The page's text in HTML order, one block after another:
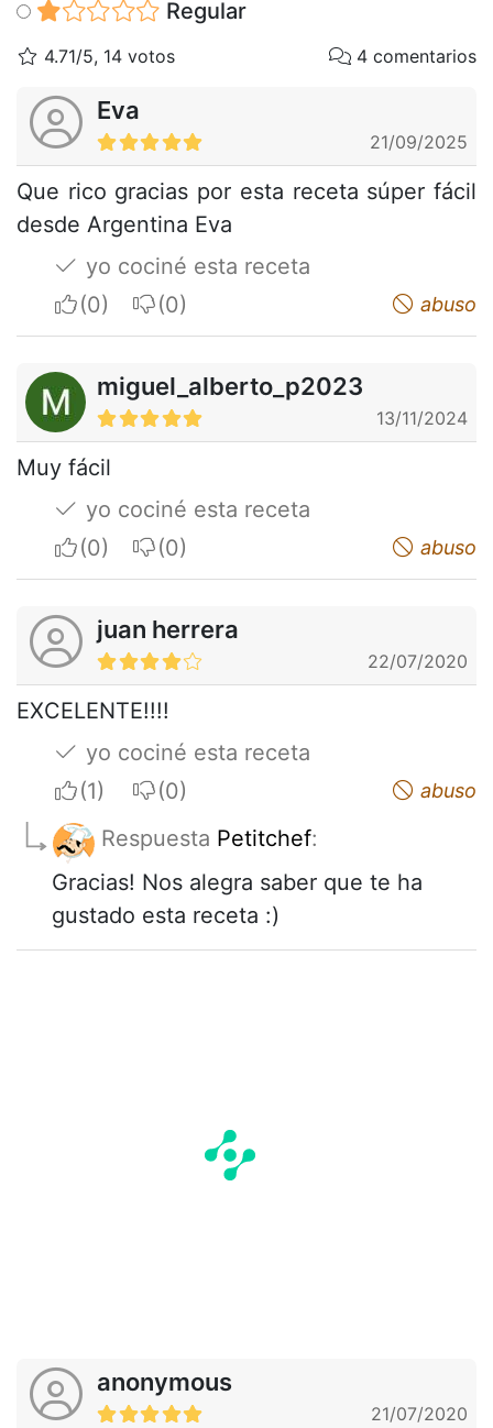
Regular
4.71/5, 14 votos 4 comentarios
Eva
21/09/2025
Que rico gracias por esta receta súper fácil
desde Argentina Eva
yo cociné esta receta
I apreciateI do not appreciate abuso
miguel_alberto_p2023
13/11/2024
Muy fácil
yo cociné esta receta
I apreciateI do not appreciate abuso
juan herrera
22/07/2020
EXCELENTE!!!!
yo cociné esta receta
I apreciateI do not appreciate abuso
Respuesta Petitchef:
Gracias! Nos alegra saber que te ha
gustado esta receta :)
anonymous
21/07/2020